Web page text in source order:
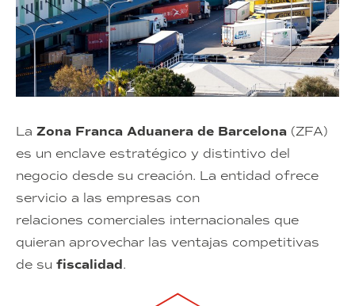
La Zona Franca Aduanera de Barcelona (ZFA)
es un enclave estratégico y distintivo del
negocio desde su creación. La entidad ofrece
servicio a las empresas con
relaciones comerciales internacionales que
quieran aprovechar las ventajas competitivas
de su fiscalidad.